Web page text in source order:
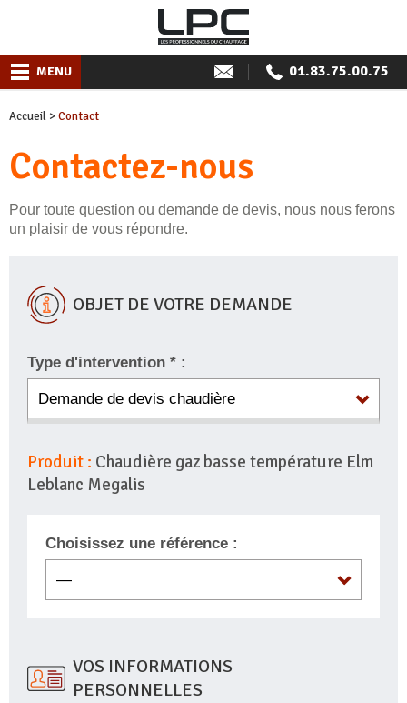
MENU 01.83.75.00.75
Accueil >Contact
Contactez-nous
Pour toute question ou demande de devis, nous nous ferons
un plaisir de vous répondre.
OBJET DE VOTRE DEMANDE
Type d'intervention * :
Produit : Chaudière gaz basse température Elm
Leblanc Megalis
Choisissez une référence :
VOS INFORMATIONS
PERSONNELLES